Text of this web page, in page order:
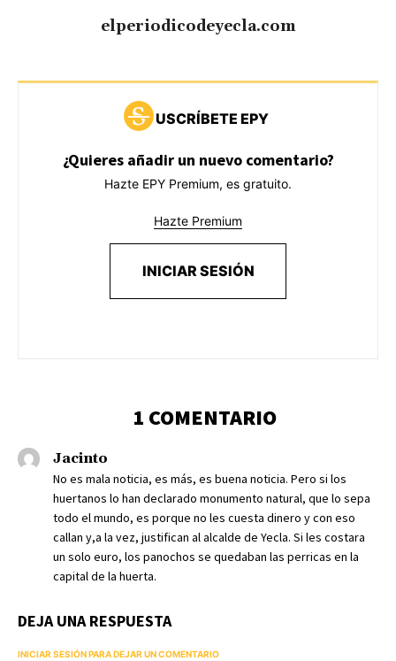
elperiodicodeyecla.com
USCRÍBETE EPY
¿Quieres añadir un nuevo comentario?
Hazte EPY Premium, es gratuito.
Hazte Premium
INICIAR SESIÓN
1 COMENTARIO
Jacinto
No es mala noticia, es más, es buena noticia. Pero si los
huertanos lo han declarado monumento natural, que lo sepa
todo el mundo, es porque no les cuesta dinero y con eso
callan y,a la vez, justifican al alcalde de Yecla. Si les costara
un solo euro, los panochos se quedaban las perricas en la
capital de la huerta.
DEJA UNA RESPUESTA
INICIAR SESIÓN PARA DEJAR UN COMENTARIO